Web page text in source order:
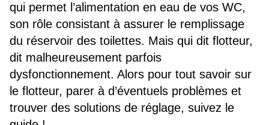
qui permet l’alimentation en eau de vos WC,
son rôle consistant à assurer le remplissage
du réservoir des toilettes. Mais qui dit flotteur,
dit malheureusement parfois
dysfonctionnement. Alors pour tout savoir sur
le flotteur, parer à d’éventuels problèmes et
trouver des solutions de réglage, suivez le